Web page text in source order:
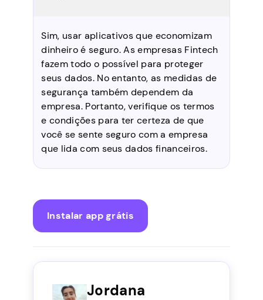
Sim, usar aplicativos que economizam
dinheiro é seguro. As empresas Fintech
fazem todo o possível para proteger
seus dados. No entanto, as medidas de
segurança também dependem da
empresa. Portanto, verifique os termos
e condições para ter certeza de que
você se sente seguro com a empresa
que lida com seus dados financeiros.
Instalar app grátis
Jordana